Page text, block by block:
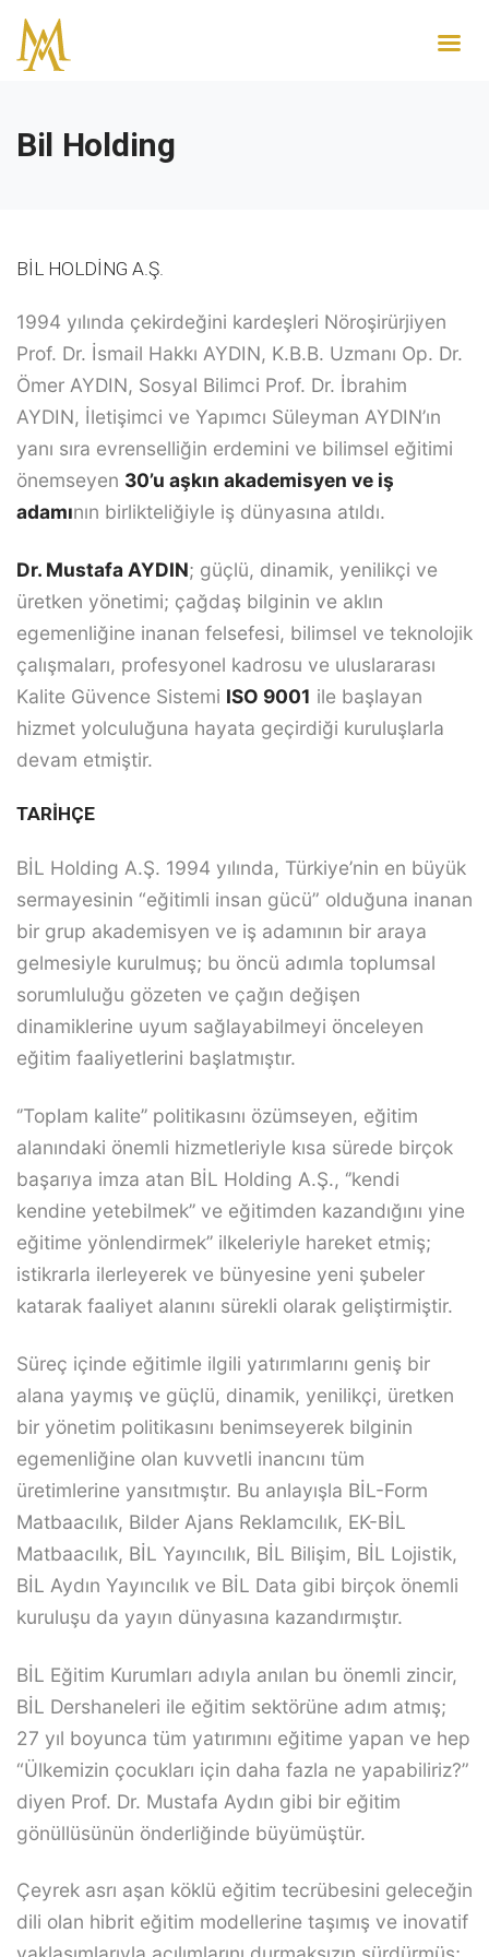
Bil Holding
BİL HOLDİNG A.Ş.
1994 yılında çekirdeğini kardeşleri Nöroşirürjiyen
Prof. Dr. İsmail Hakkı AYDIN, K.B.B. Uzmanı Op. Dr.
Ömer AYDIN, Sosyal Bilimci Prof. Dr. İbrahim
AYDIN, İletişimci ve Yapımcı Süleyman AYDIN’ın
yanı sıra evrenselliğin erdemini ve bilimsel eğitimi
önemseyen 30’u aşkın akademisyen ve iş
adamının birlikteliğiyle iş dünyasına atıldı.
Dr. Mustafa AYDIN; güçlü, dinamik, yenilikçi ve
üretken yönetimi; çağdaş bilginin ve aklın
egemenliğine inanan felsefesi, bilimsel ve teknolojik
çalışmaları, profesyonel kadrosu ve uluslararası
Kalite Güvence Sistemi ISO 9001 ile başlayan
hizmet yolculuğuna hayata geçirdiği kuruluşlarla
devam etmiştir.
TARİHÇE
BİL Holding A.Ş. 1994 yılında, Türkiye’nin en büyük
sermayesinin “eğitimli insan gücü” olduğuna inanan
bir grup akademisyen ve iş adamının bir araya
gelmesiyle kurulmuş; bu öncü adımla toplumsal
sorumluluğu gözeten ve çağın değişen
dinamiklerine uyum sağlayabilmeyi önceleyen
eğitim faaliyetlerini başlatmıştır.
‘’Toplam kalite’’ politikasını özümseyen, eğitim
alanındaki önemli hizmetleriyle kısa sürede birçok
başarıya imza atan BİL Holding A.Ş., ‘’kendi
kendine yetebilmek’’ ve eğitimden kazandığını yine
eğitime yönlendirmek’’ ilkeleriyle hareket etmiş;
istikrarla ilerleyerek ve bünyesine yeni şubeler
katarak faaliyet alanını sürekli olarak geliştirmiştir.
Süreç içinde eğitimle ilgili yatırımlarını geniş bir
alana yaymış ve güçlü, dinamik, yenilikçi, üretken
bir yönetim politikasını benimseyerek bilginin
egemenliğine olan kuvvetli inancını tüm
üretimlerine yansıtmıştır. Bu anlayışla BİL-Form
Matbaacılık, Bilder Ajans Reklamcılık, EK-BİL
Matbaacılık, BİL Yayıncılık, BİL Bilişim, BİL Lojistik,
BİL Aydın Yayıncılık ve BİL Data gibi birçok önemli
kuruluşu da yayın dünyasına kazandırmıştır.
BİL Eğitim Kurumları adıyla anılan bu önemli zincir,
BİL Dershaneleri ile eğitim sektörüne adım atmış;
27 yıl boyunca tüm yatırımını eğitime yapan ve hep
“Ülkemizin çocukları için daha fazla ne yapabiliriz?”
diyen Prof. Dr. Mustafa Aydın gibi bir eğitim
gönüllüsünün önderliğinde büyümüştür.
Çeyrek asrı aşan köklü eğitim tecrübesini geleceğin
dili olan hibrit eğitim modellerine taşımış ve inovatif